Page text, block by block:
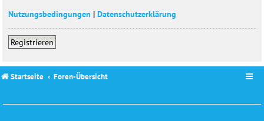
Nutzungsbedingungen | Datenschutzerklärung
Registrieren
Startseite Foren-Übersicht